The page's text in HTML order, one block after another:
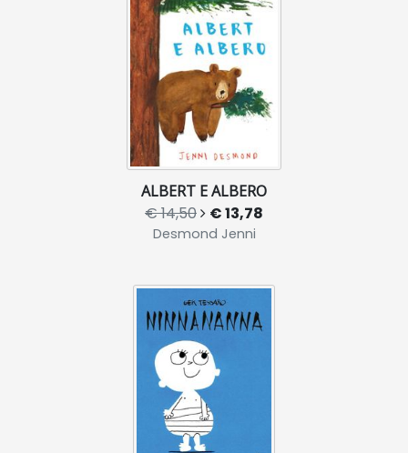
ALBERT E ALBERO
€ 14,50 € 13,78
Desmond Jenni